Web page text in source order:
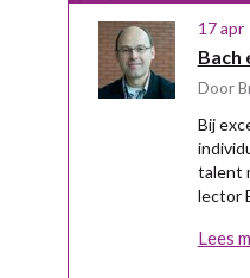
17 apr
Bach
Door
Bij
talent
lector
Lees